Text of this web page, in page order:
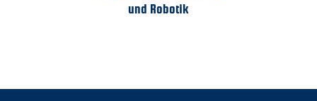
und Robotik